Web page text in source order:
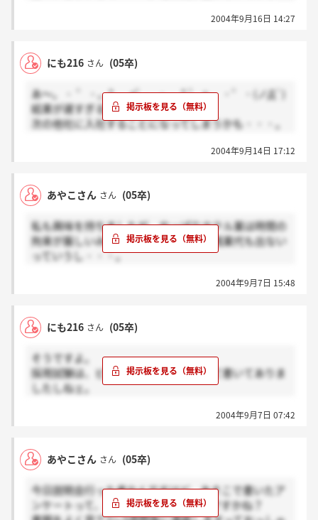
2004年9月16日 14:27
にも216 さん (05卒)
あ～。・ ゜・。* 。 +゜。・.。* ゜ + 。・゜・(ノД`)
結果が遅すぎる～!!!
次の他社に入社することになってしまうかも・・・。
2004年9月14日 17:12
あやこさん さん (05卒)
私も興味を持ちましたが、やっぱりホテル業は時間の
拘束が厳しいみたいですねぇ・・・。残業代も出ない
っていうし・・・。
2004年9月7日 15:48
にも216 さん (05卒)
そうですよ。
採用試験は、ビデオを観ての感想文って書いてありま
したしねェ。
たいって思いましたね。
2004年9月7日 07:42
あやこさん さん (05卒)
今日説明会行った者なんですけど、あそこで書いたア
ンケートって、エントリーシートなんですかね？